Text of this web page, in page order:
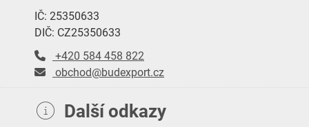
IČ: 25350633
DIČ: CZ25350633
+420 584 458 822
obchod@budexport.cz
Další odkazy